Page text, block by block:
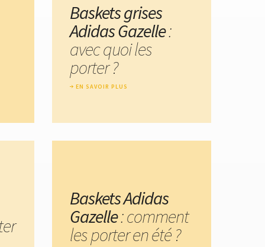
Baskets grises
Adidas Gazelle:
avec quoi les
porter ?
EN SAVOIR PLUS
Baskets Adidas
Gazelle: comment
les porter en été ?